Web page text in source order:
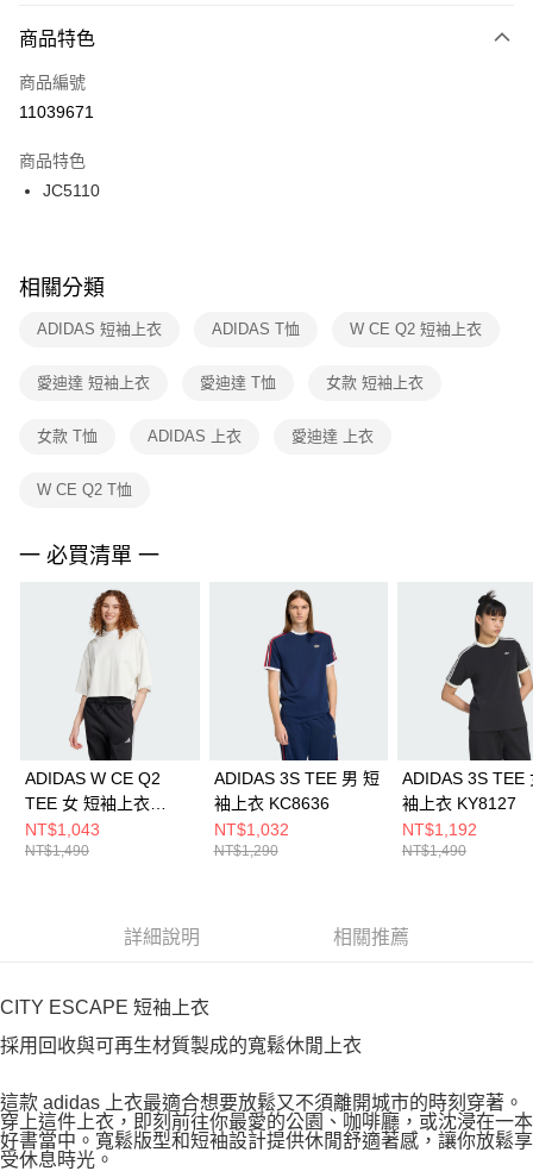
３．安心：先確認商品／服務後，再付款。
【「AFTEE先享後付」結帳流程】
１．於結帳方式選擇「AFTEE先享後付」後，將跳轉至「AFTEE先享後付」
２．訂單成立數日內，您將收到繳費通知簡訊。
３．收到繳費通知簡訊後14天內，點擊此簡訊中的連結，可透過四大超商／
ATM／網路銀行／等多元方式進行付款，方視為交易完成。
※ 交易是否成功請以「AFTEE先享後付 」之結帳頁面顯示為準，若有關於
是否繳費成功／繳費後需取消欲退款等相關疑問，請聯繫「AFTEE先享後付
客戶支援中心」https://netprotections.freshdesk.com/support/home
１．透過由恩沛科技股份有限公司提供之「AFTEE先享後付」服務完成之交
權轉讓予恩沛科技股份有限公司。
３．未成年的使用者請事先徵得法定代理人或監護人之同意方可使用
４．使用「AFTEE先享後付」時，將依據個別帳號之用戶狀況，依本公司即
請求用戶進行身份認證。
５．嚴禁一人註冊多個帳號或使用他人資訊註冊。若發現惡意使用之情形，
恩沛科技股份有限公司將有權停止該用戶之使用額度並採取法律行動。
每筆NT$100，滿NT$1,500(含以上)免運費
宅配
每筆NT$100，滿NT$1,500(含以上)免運費
付款後門市自取
每筆NT$100，滿NT$1,500(含以上)免運費
商品特色
商品編號
11039671
商品特色
JC5110
相關分類
ADIDAS 短袖上衣 ADIDAS T恤 W CE Q2 短袖上衣
愛迪達 短袖上衣 愛迪達 T恤 女款 短袖上衣
女款 T恤 ADIDAS 上衣 愛迪達 上衣
W CE Q2 T恤
一 必買清單 一
ADIDAS W CE Q2
TEE 女 短袖上衣
JF3404
NT$1,043
NT$1,490
ADIDAS 3S TEE 男 短
袖上衣 KC8636
NT$1,032
NT$1,290
ADIDAS 3S TEE
袖上衣 KY8127
NT$1,192
NT$1,490
詳細說明 相關推薦
CITY ESCAPE 短袖上衣
採用回收與可再生材質製成的寬鬆休閒上衣
這款 adidas 上衣最適合想要放鬆又不須離開城市的時刻穿著。
穿上這件上衣，即刻前往你最愛的公園、咖啡廳，或沈浸在一本
好書當中。寬鬆版型和短袖設計提供休閒舒適著感，讓你放鬆享
受休息時光。